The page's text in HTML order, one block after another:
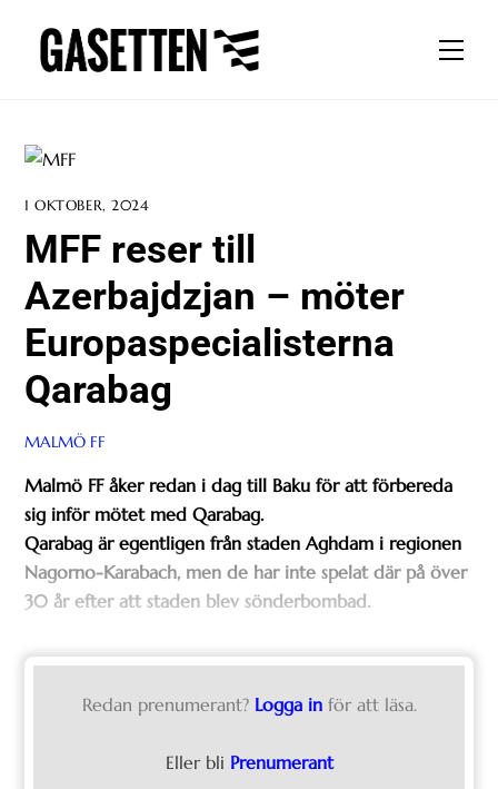
content
1 OKTOBER, 2024
MFF reser till
Azerbajdzjan – möter
Europaspecialisterna
Qarabag
MALMÖ FF
Malmö FF åker redan i dag till Baku för att förbereda
sig inför mötet med Qarabag.
Qarabag är egentligen från staden Aghdam i regionen
Nagorno-Karabach, men de har inte spelat där på över
30 år efter att staden blev sönderbombad.
Redan prenumerant? Logga in för att läsa.
Eller bli Prenumerant